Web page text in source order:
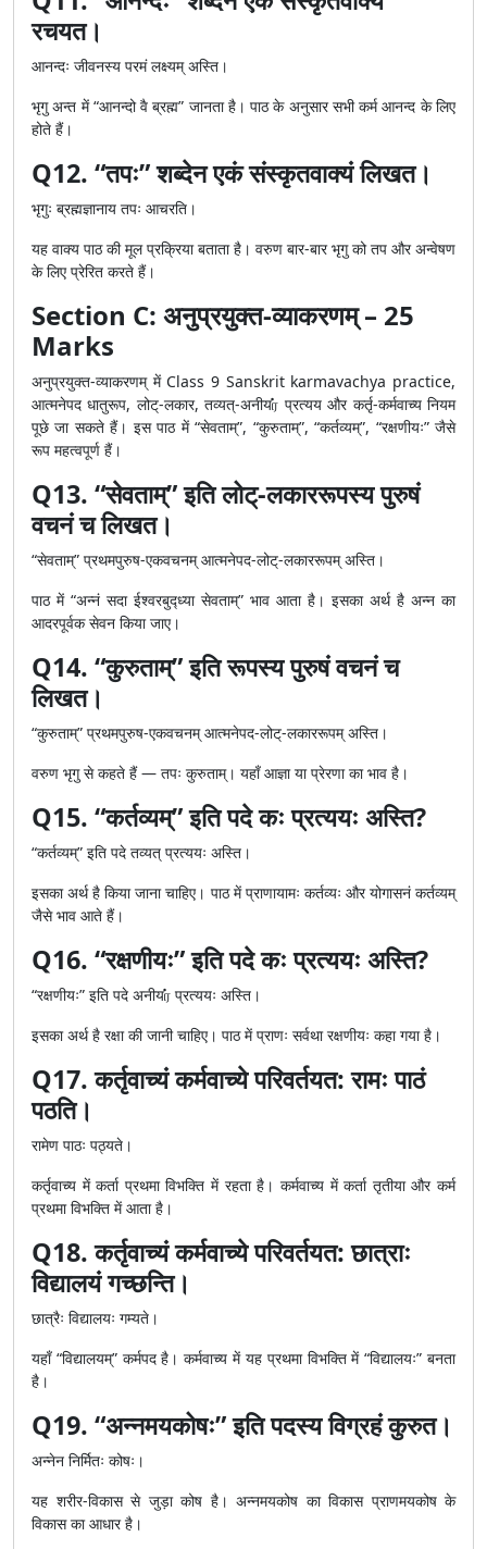
रचयत।
आनन्दः जीवनस्य परमं लक्ष्यम् अस्ति।
भृगु अन्त में “आनन्दो वै ब्रह्म” जानता है। पाठ के अनुसार सभी कर्म आनन्द के लिए
होते हैं।
Q12. “तपः” शब्देन एकं संस्कृतवाक्यं लिखत।
भृगुः ब्रह्मज्ञानाय तपः आचरति।
यह वाक्य पाठ की मूल प्रक्रिया बताता है। वरुण बार-बार भृगु को तप और अन्वेषण
के लिए प्रेरित करते हैं।
Section C: अनुप्रयुक्त-व्याकरणम् – 25
Marks
अनुप्रयुक्त-व्याकरणम् में Class 9 Sanskrit karmavachya practice,
आत्मनेपद धातुरूप, लोट्-लकार, तव्यत्-अनीयர் प्रत्यय और कर्तृ-कर्मवाच्य नियम
पूछे जा सकते हैं। इस पाठ में “सेवताम्”, “कुरुताम्”, “कर्तव्यम्”, “रक्षणीयः” जैसे
रूप महत्वपूर्ण हैं।
Q13. “सेवताम्” इति लोट्-लकाररूपस्य पुरुषं
वचनं च लिखत।
“सेवताम्” प्रथमपुरुष-एकवचनम् आत्मनेपद-लोट्-लकाररूपम् अस्ति।
पाठ में “अन्नं सदा ईश्वरबुद्ध्या सेवताम्” भाव आता है। इसका अर्थ है अन्न का
आदरपूर्वक सेवन किया जाए।
Q14. “कुरुताम्” इति रूपस्य पुरुषं वचनं च
लिखत।
“कुरुताम्” प्रथमपुरुष-एकवचनम् आत्मनेपद-लोट्-लकाररूपम् अस्ति।
वरुण भृगु से कहते हैं — तपः कुरुताम्। यहाँ आज्ञा या प्रेरणा का भाव है।
Q15. “कर्तव्यम्” इति पदे कः प्रत्ययः अस्ति?
“कर्तव्यम्” इति पदे तव्यत् प्रत्ययः अस्ति।
इसका अर्थ है किया जाना चाहिए। पाठ में प्राणायामः कर्तव्यः और योगासनं कर्तव्यम्
जैसे भाव आते हैं।
Q16. “रक्षणीयः” इति पदे कः प्रत्ययः अस्ति?
“रक्षणीयः” इति पदे अनीयர் प्रत्ययः अस्ति।
इसका अर्थ है रक्षा की जानी चाहिए। पाठ में प्राणः सर्वथा रक्षणीयः कहा गया है।
Q17. कर्तृवाच्यं कर्मवाच्ये परिवर्तयत: रामः पाठं
पठति।
रामेण पाठः पठ्यते।
कर्तृवाच्य में कर्ता प्रथमा विभक्ति में रहता है। कर्मवाच्य में कर्ता तृतीया और कर्म
प्रथमा विभक्ति में आता है।
Q18. कर्तृवाच्यं कर्मवाच्ये परिवर्तयत: छात्राः
विद्यालयं गच्छन्ति।
छात्रैः विद्यालयः गम्यते।
यहाँ “विद्यालयम्” कर्मपद है। कर्मवाच्य में यह प्रथमा विभक्ति में “विद्यालयः” बनता
है।
Q19. “अन्नमयकोषः” इति पदस्य विग्रहं कुरुत।
अन्नेन निर्मितः कोषः।
यह शरीर-विकास से जुड़ा कोष है। अन्नमयकोष का विकास प्राणमयकोष के
विकास का आधार है।